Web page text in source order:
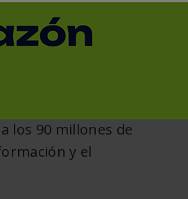
los 90 millones de
y el